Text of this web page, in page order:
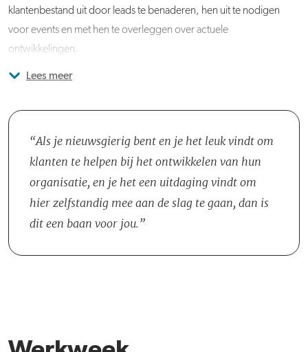
klantenbestand uit door leads te benaderen, hen uit te nodigen
voor events en met hen te overleggen over actuele
ontwikkelingen.
Je verdiept je in (nieuwe) FranklinCovey-content, zodat je de klant
met een team van collega's. Je werkt intensief samen met Client
Engagement Coordinators die alles in de backoffice regelen.
Samen met een Implementation Strategist evalueer je eens per
kwartaal met de klant de gestelde doelen, samenwerking en
Lees meer
Als je nieuwsgierig bent en je het leuk vindt om
klanten te helpen bij het ontwikkelen van hun
organisatie, en je het een uitdaging vindt om
hier zelfstandig mee aan de slag te gaan, dan is
dit een baan voor jou.